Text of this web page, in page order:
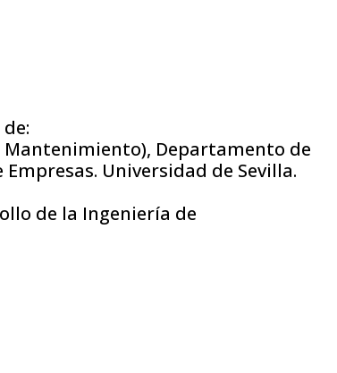
Mantenimiento), Departamento de
Universidad de Sevilla.
de la Ingeniería de